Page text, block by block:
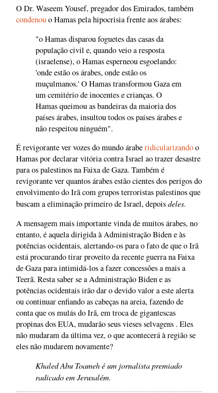
O Dr. Waseem Yousef, pregador dos Emirados, também
condenouo Hamas pela hipocrisia frente aos árabes:
"o Hamas disparou foguetes das casas da
população civil e, quando veio a resposta
(israelense), o Hamas esperneou esgoelando:
'onde estão os árabes, onde estão os
muçulmanos.' O Hamas transformou Gaza em
um cemitério de inocentes e crianças. O
Hamas queimou as bandeiras da maioria dos
países árabes, insultou todos os países árabes e
não respeitou ninguém".
É revigorante ver vozes do mundo áraberidicularizandoo
Hamas por declarar vitória contra Israel ao trazer desastre
para os palestinos na Faixa de Gaza. Também é
revigorante ver quantos árabes estão cientes dos perigos do
envolvimento do Irã com grupos terroristas palestinos que
buscam a eliminação primeiro de Israel, depoisdeles.
A mensagem mais importante vinda de muitos árabes, no
entanto, é aquela dirigida à Administração Biden e às
potências ocidentais, alertando-os para o fato de que o Irã
está procurando tirar proveito da recente guerra na Faixa
de Gaza para intimidá-los a fazer concessões a mais a
Teerã. Resta saber se a Administração Biden e as
potências ocidentais irão dar o devido valor a este alerta
ou continuar enfiando as cabeças na areia, fazendo de
conta que os mulás do Irã, em troca de gigantescas
propinas dos EUA, mudarão seus vieses selvagens . Eles
não mudaram da última vez, o que acontecerá à região se
eles não mudarem novamente?
Khaled Abu Toameh é um jornalista premiado
radicado em Jerusalém.